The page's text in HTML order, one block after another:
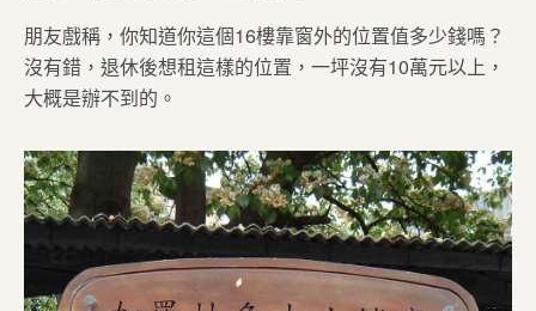
朋友戲稱，你知道你這個16樓靠窗外的位置值多少錢嗎？
沒有錯，退休後想租這樣的位置，一坪沒有10萬元以上，
大概是辦不到的。